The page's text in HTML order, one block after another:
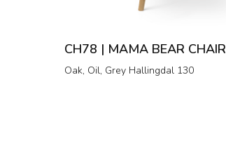
CH78 | MAMA BEAR CHAIR
Oak, Oil, Grey Hallingdal 130